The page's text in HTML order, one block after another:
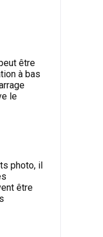
être
à bas
le
photo, il
être